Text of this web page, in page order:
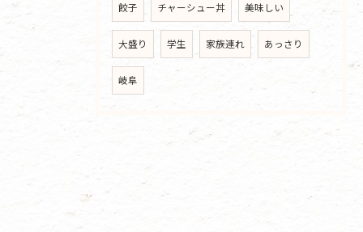
餃子 チャーシュー丼 美味しい
大盛り 学生 家族連れ あっさり
岐阜